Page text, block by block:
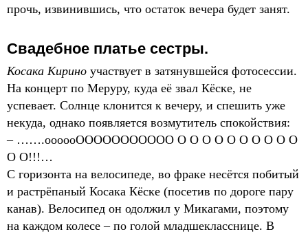
прочь, извинившись, что остаток вечера будет занят.
Свадебное платье сестры.
Косака Кирино участвует в затянувшейся фотосессии.
На концерт по Меруру, куда её звал Кёске, не
успевает. Солнце клонится к вечеру, и спешить уже
некуда, однако появляется возмутитель спокойствия:
– …….оооооООООООООООО О О О О О О О О О О
О О!!!…
С горизонта на велосипеде, во фраке несётся побитый
и растрёпаный Косака Кёске (посетив по дороге пару
канав). Велосипед он одолжил у Микагами, поэтому
на каждом колесе – по голой младшекласснице. В